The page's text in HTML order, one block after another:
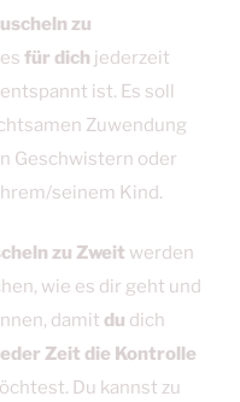
zu
für dich jederzeit
ist. Es soll
Zuwendung
Geschwistern oder
seinem Kind.
zu Zweit werden
wie es dir geht und
damit du dich
Zeit die Kontrolle
Du kannst zu